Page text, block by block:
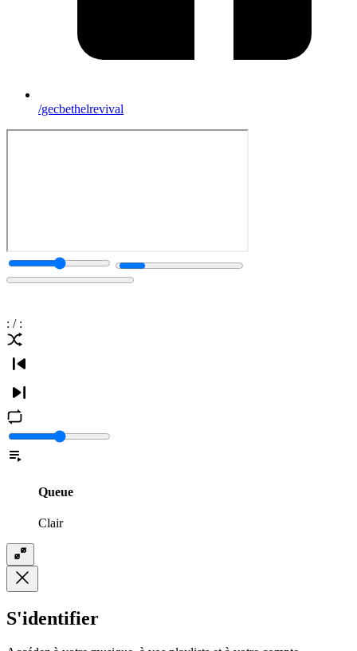
/gecbethelrevival
: / :
Queue
Clair
S'identifier